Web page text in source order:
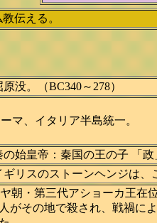
教伝える。
原没。（BC340～278）
ーマ、イタリア半島統一。
の始皇帝：秦国の王の子 「
ギリスのストーンヘンジは、
朝・第三代アショーカ王
がその地で殺され、戦禍